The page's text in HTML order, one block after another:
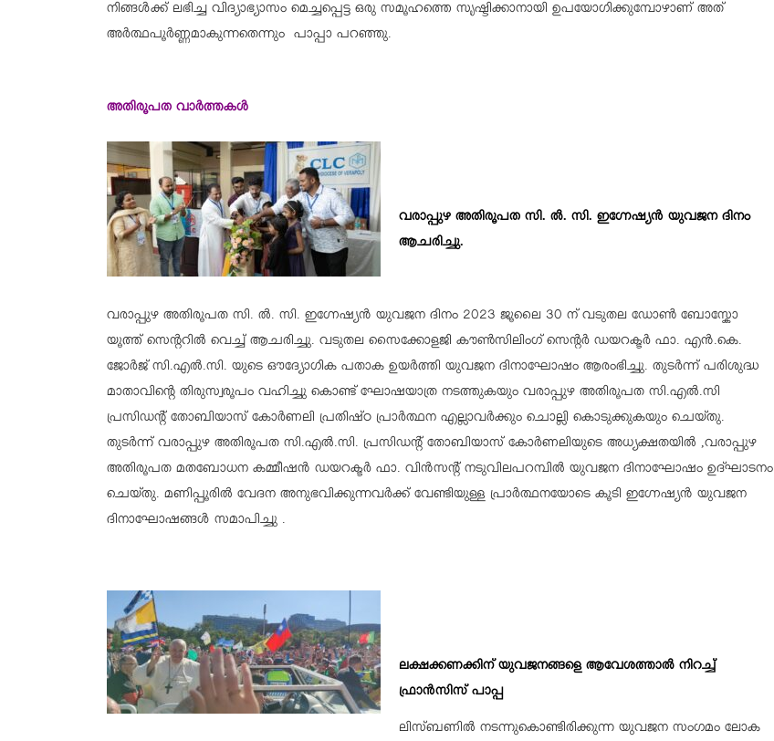
നിങ്ങള്‍ക്ക്‌ ലഭിച്ച വിദ്യാഭ്യാസം മെച്ചപ്പെട്ട ഒരു സമൂഹത്തെ സൃഷ്ടിക്കാനായി ഉപയോഗിക്കുമ്പോഴാണ് അത്
അർത്ഥപൂർണ്ണമാകുന്നതെന്നും പാപ്പാ പറഞ്ഞു.
അതിരൂപത വാർത്തകൾ
വരാപ്പുഴ അതിരൂപത സി. ൽ. സി. ഇഗ്നേഷ്യൻ യുവജന ദിനം
ആചരിച്ചു.
വരാപ്പുഴ അതിരൂപത സി. ൽ. സി. ഇഗ്നേഷ്യൻ യുവജന ദിനം 2023 ജൂലൈ 30 ന് വടുതല ഡോൺ ബോസ്കോ
യൂത്ത് സെന്ററിൽ വെച്ച് ആചരിച്ചു. വടുതല സൈക്കോളജി കൗൺസിലിംഗ് സെന്റർ ഡയറക്ടർ ഫാ. എൻ.കെ.
ജോർജ് സി.എൽ.സി. യുടെ ഔദ്യോഗിക പതാക ഉയർത്തി യുവജന ദിനാഘോഷം ആരംഭിച്ചു. തുടർന്ന് പരിശുദ്ധ
മാതാവിന്റെ തിരുസ്വരൂപം വഹിച്ചു കൊണ്ട് ഘോഷയാത്ര നടത്തുകയും വരാപ്പുഴ അതിരൂപത സി.എൽ.സി
പ്രസിഡന്റ് തോബിയാസ് കോർണലി പ്രതിഷ്ഠ പ്രാർത്ഥന എല്ലാവർക്കും ചൊല്ലി കൊടുക്കുകയും ചെയ്തു.
തുടർന്ന് വരാപ്പുഴ അതിരൂപത സി.എൽ.സി. പ്രസിഡന്റ് തോബിയാസ് കോർണലിയുടെ അധ്യക്ഷതയിൽ ,വരാപ്പുഴ
അതിരൂപത മതബോധന കമ്മീഷൻ ഡയറക്ടർ ഫാ. വിൻസന്റ് നടുവിലപറമ്പിൽ യുവജന ദിനാഘോഷം ഉദ്ഘാടനം
ചെയ്തു. മണിപ്പൂരിൽ വേദന അനുഭവിക്കുന്നവർക്ക് വേണ്ടിയുള്ള പ്രാർത്ഥനയോടെ കൂടി ഇഗ്നേഷ്യൻ യുവജന
ദിനാഘോഷങ്ങൾ സമാപിച്ചു .
ലക്ഷക്കണക്കിന് യുവജനങ്ങളെ ആവേശത്താൽ നിറച്ച്
ഫ്രാൻസിസ് പാപ്പ
ലിസ്ബണിൽ നടന്നുകൊണ്ടിരിക്കുന്ന യുവജന സംഗമം ലോക